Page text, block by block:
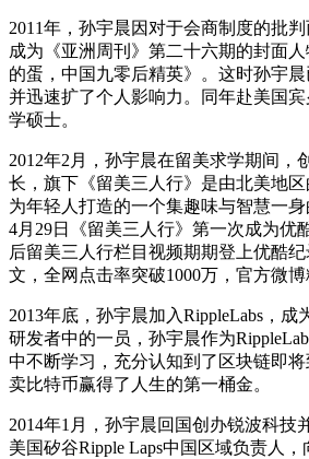
2011年，孙宇晨因对于会商制度的批
成为《亚洲周刊》第二十六期的封面
的蛋，中国九零后精英》。这时孙宇晨
并迅速扩了个人影响力。同年赴美国
学硕士。
2012年2月，孙宇晨在留美求学期间，
长，旗下《留美三人行》是由北美地
为年轻人打造的一个集趣味与智慧一
4月29日《留美三人行》第一次成为优
后留美三人行栏目视频期期登上优酷
文，全网点击率突破1000万，官方微博
2013年底，孙宇晨加入RippleLabs，成
研发者中的一员，孙宇晨作为
中不断学习，充分认知到了区块链即
卖比特币赢得了人生的第一桶金。
2014年1月，孙宇晨回国创办锐波科技
美国矽谷Ripple Laps中国区域负责人